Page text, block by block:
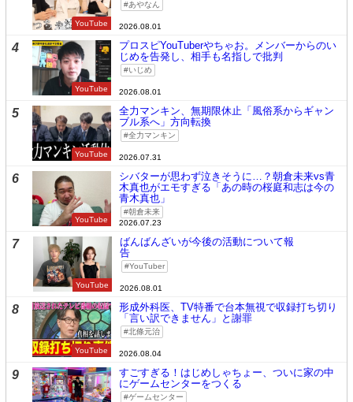
YouTube
あやなん
2026.08.01
4
YouTube
プロスピYouTuberやちゃお。メンバーからのい
じめを告発し、相手も名指しで批判
いじめ
2026.08.01
5
YouTube
全力マンキン、無期限休止「風俗系からギャン
ブル系へ」方向転換
全力マンキン
2026.07.31
6
YouTube
シバターが思わず泣きそうに…？朝倉未来vs青
木真也がエモすぎる「あの時の桜庭和志は今の
青木真也」
朝倉未来
2026.07.23
7
YouTube
ばんばんざいが今後の活動について報
告
YouTuber
2026.08.01
8
YouTube
形成外科医、TV特番で台本無視で収録打ち切り
「言い訳できません」と謝罪
北條元治
2026.08.04
9
すごすぎる！はじめしゃちょー、ついに家の中
にゲームセンターをつくる
ゲームセンター